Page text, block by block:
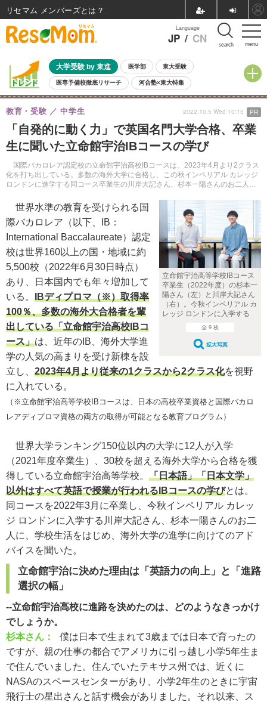
menu
Language
JP / CN search
大学受験 by 東進 医学部 東大受験
医専予備校徹底リサーチ 河合塾×東大特集
親子で考える大学選び 高校受験 中学受験 小学校受験
共通テスト 夏休み
8月開催イベント・WS 全国公立高校 過去問 人気記事
自由研究教材（小学生向け） 自由研究教材（中学生向け） ランキング
「自発的に動く力」で英国名門大学合格、卒業
生に聞いた立命館宇治IBコースの学び
国際バカロレア認定校の立命館宇治高校IBコースは、2023年4月より2クラス
化を打ち出している。多数の海外大学に合格し、この秋インペリアル カレッジ
ロンドンに進学する同コース卒業生の川岸大記さん、杉本一陽さんのお二人に
教育・受験 中学生 2022.10.5 Wed 10:15 PR
立命館宇治高等学校IBコース
卒業生（2022年度）の杉本一
陽さん（左）と川岸大記さん
（右）。今秋インペリアル カ
レッジ ロンドンに入学する
全 9 枚
拡大写真
世界水準の教育を受けられる国
際バカロレア（以下、IB：
International Baccalaureate）認定
校は世界160以上の国・地域に約
5,500校（2022年6月30日時点）
あり、日本国内でも年々増加して
いる。 IBディプロマ（※）取得率
100％、多数の海外大合格者を輩
出している「立命館宇治高校IBコ
ース」は、近年のIB、海外大学進
学の人気の高まりを受け新棟を設
立し、 2023年4月より従来の1クラスから2クラス化を視野
に入れている。
（※立命館宇治高等学校IBコースは、日本の高校卒業資格と国際バカロ
レアディプロマ資格の両方の取得が可能となる教育プログラム）
世界大学ランキング150位以内の大学に12人が入学
（2021年度卒業生）、30校を超える海外大学から合格を獲
得している立命館宇治高等学校。 「日本語」「日本文学」
以外はすべて英語で授業が行われるIBコースの学びとは。
同コースを2022年3月に卒業し、今秋インペリアル カレッ
ジ ロンドンに入学する川岸大記さん、杉本一陽さんのお二
人に、学校生活をはじめ、海外大学の進学に向けてのアド
バイスを聞いた。
立命館宇治に決めた理由は「英語力の向上」と「進路
選択の幅」
--立命館宇治高校に進路を決めたのは、どのようなきっかけ
でしょうか。
杉本さん：
僕は日本で生まれて3歳までは日本で育ったの
ですが、親の仕事の都合でアメリカに引っ越し小学5年生ま
で住んでいました。住んでいたテキサス州では、近くに
NASAのスペースセンターがあり、小学2年生のときに宇宙
飛行士の星出さんと話す機会がありました。それ以来、ス
リセマム メンバーズ